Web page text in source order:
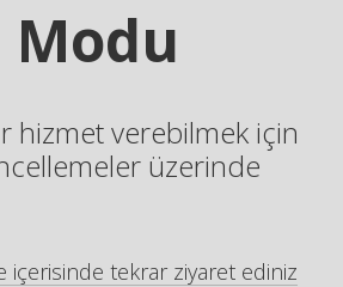
Modu
hizmet verebilmek için
üzerinde
içerisinde tekrar ziyaret ediniz